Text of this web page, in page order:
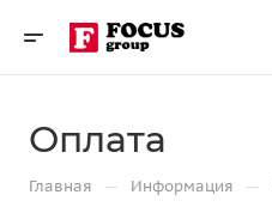
Оплата
Главная — Информация —